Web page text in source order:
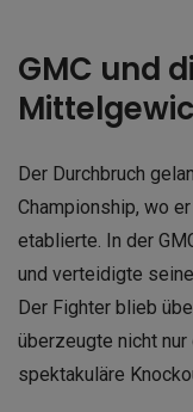
GMC und
Der Durchbruch
Championship, wo
etablierte. In der
und verteidigte
Der Fighter blieb
überzeugte nicht nur
spektakuläre